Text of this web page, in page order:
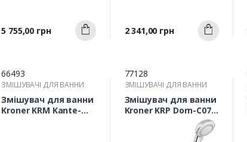
Швидкий
перегляд
Ціна
5 755,00 грн Купити
Швидкий
перегляд
Ціна
2 341,00 грн Купити
66493
ЗМІШУВАЧІ ДЛЯ ВАННИ
Змішувач для ванни
Kroner KRM Kante-
77128
ЗМІШУВАЧІ ДЛЯ ВАННИ
Змішувач для ванни
Kroner KRP Dorn-C070
з довгим відливом